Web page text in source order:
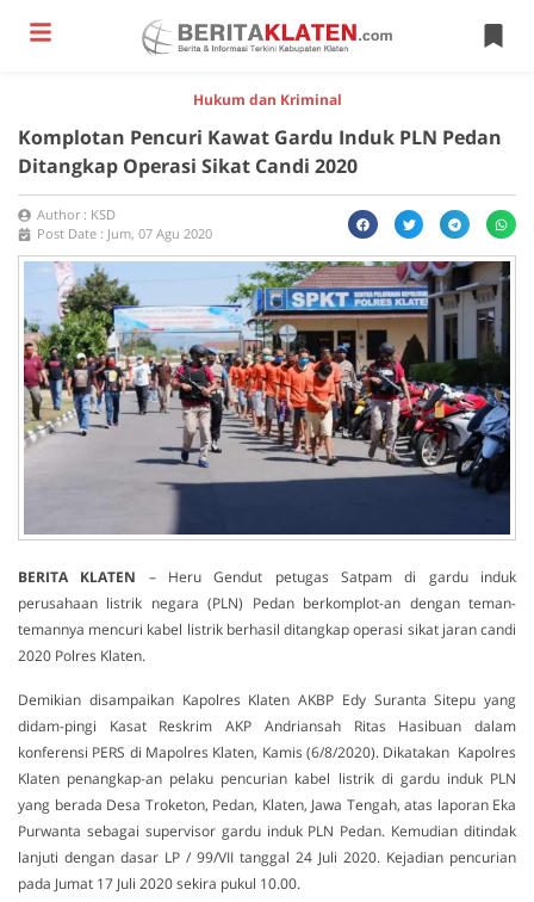
Hukum dan Kriminal
Komplotan Pencuri Kawat Gardu Induk PLN Pedan
Ditangkap Operasi Sikat Candi 2020
Author : KSD
Post Date : Jum, 07 Agu 2020
BERITA KLATEN – Heru Gendut petugas Satpam di gardu induk
perusahaan listrik negara (PLN) Pedan berkomplot-an dengan teman-
temannya mencuri kabel listrik berhasil ditangkap operasi sikat jaran candi
2020 Polres Klaten.
Demikian disampaikan Kapolres Klaten AKBP Edy Suranta Sitepu yang
didam-pingi Kasat Reskrim AKP Andriansah Ritas Hasibuan dalam
konferensi PERS di Mapolres Klaten, Kamis (6/8/2020). Dikatakan Kapolres
Klaten penangkap-an pelaku pencurian kabel listrik di gardu induk PLN
yang berada Desa Troketon, Pedan, Klaten, Jawa Tengah, atas laporan Eka
Purwanta sebagai supervisor gardu induk PLN Pedan. Kemudian ditindak
lanjuti dengan dasar LP / 99/VII tanggal 24 Juli 2020. Kejadian pencurian
pada Jumat 17 Juli 2020 sekira pukul 10.00.